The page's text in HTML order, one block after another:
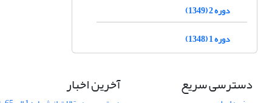
دوره 2 (1349)
دوره 1 (1348)
دسترسی سریع آخرین اخبار